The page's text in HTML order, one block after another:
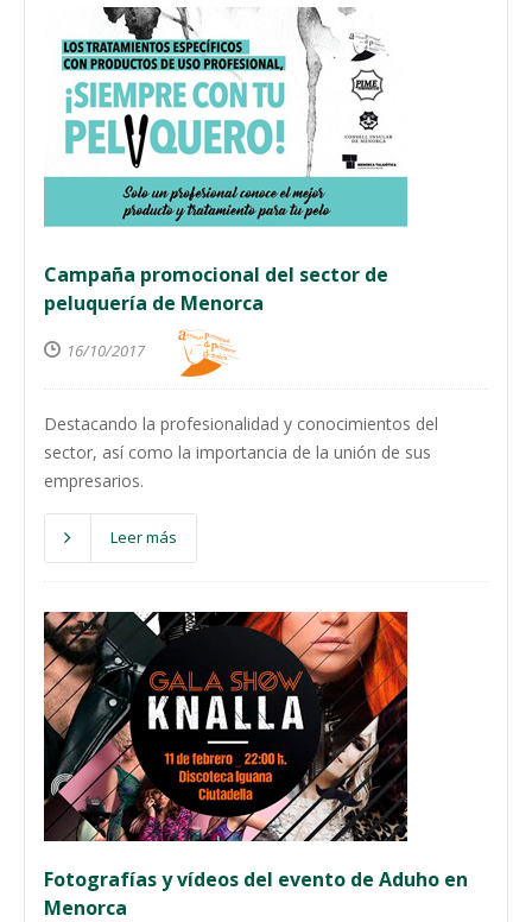
Campaña promocional del sector de
peluquería de Menorca
16/10/2017
Destacando la profesionalidad y conocimientos del
sector, así como la importancia de la unión de sus
empresarios.
Leer más
Fotografías y vídeos del evento de Aduho en
Menorca